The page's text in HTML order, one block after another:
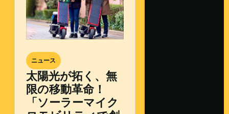
ニュース
太陽光が拓く、無
限の移動革命！
「ソーラーマイク